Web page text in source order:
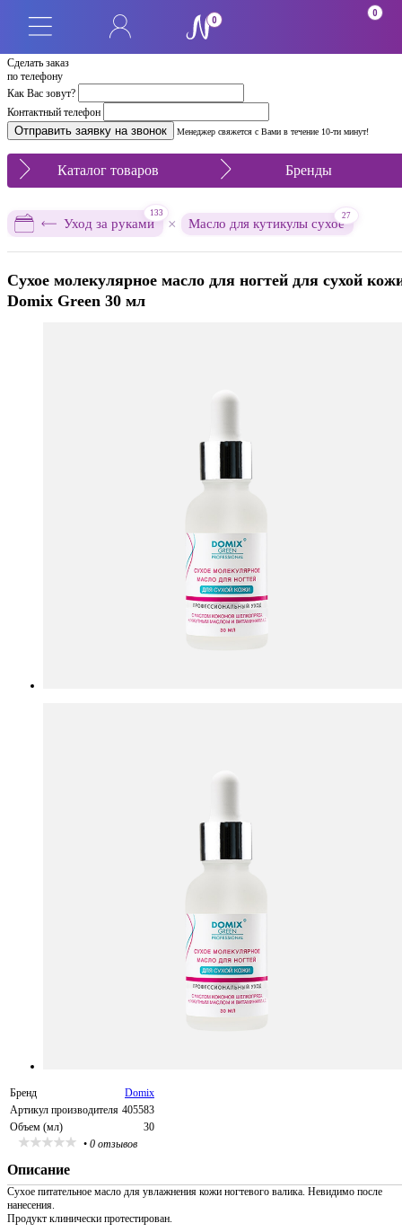
Сделать заказ
по телефону
Как Вас зовут?
Контактный телефон
Менеджер свяжется с Вами в течение 10-ти минут!
0
0
Каталог товаров Бренды
Уход за руками
133
× Масло для кутикулы сухое
27
Сухое молекулярное масло для ногтей для сухой
Domix Green 30 мл
Бренд
Domix
Артикул производителя 405583
Объем (мл)
30
• 0 отзывов
Описание
Сухое питательное масло для увлажнения кожи ногтевого валика. Невидимо после
нанесения.
Продукт клинически протестирован.